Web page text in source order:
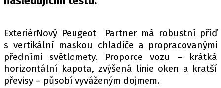
MOTORSPORT
ČEŠI V AKCI
FIA CEZ & POHÁRY
MEZINÁRODNÍ SCÉNA
ExteriérNový Peugeot Partner má robustní příď
s vertikální maskou chladiče a propracovanými
předními světlomety. Proporce vozu – krátká
horizontální kapota, zvýšená linie oken a kratší
převisy – působí vyváženým dojmem.